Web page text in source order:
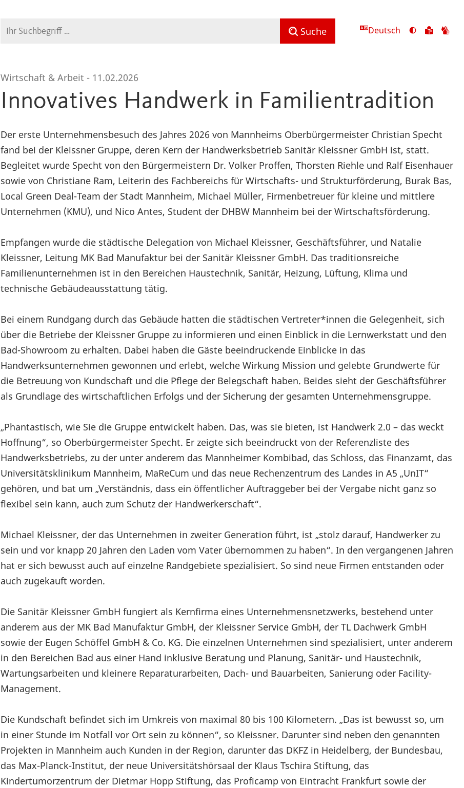
Suche Suche Deutsch
Ansicht
Zu
Wirtschaft & Arbeit - 11.02.2026
Innovatives Handwerk in Familientradition
Der erste Unternehmensbesuch des Jahres 2026 von Mannheims Oberbürgermeister Christian Specht
fand bei der Kleissner Gruppe, deren Kern der Handwerksbetrieb Sanitär Kleissner GmbH ist, statt.
Begleitet wurde Specht von den Bürgermeistern Dr. Volker Proffen, Thorsten Riehle und Ralf Eisenhauer
sowie von Christiane Ram, Leiterin des Fachbereichs für Wirtschafts- und Strukturförderung, Burak Bas,
Local Green Deal-Team der Stadt Mannheim, Michael Müller, Firmenbetreuer für kleine und mittlere
Unternehmen (KMU), und Nico Antes, Student der DHBW Mannheim bei der Wirtschaftsförderung.
Empfangen wurde die städtische Delegation von Michael Kleissner, Geschäftsführer, und Natalie
Kleissner, Leitung MK Bad Manufaktur bei der Sanitär Kleissner GmbH. Das traditionsreiche
Familienunternehmen ist in den Bereichen Haustechnik, Sanitär, Heizung, Lüftung, Klima und
technische Gebäudeausstattung tätig.
Bei einem Rundgang durch das Gebäude hatten die städtischen Vertreter*innen die Gelegenheit, sich
über die Betriebe der Kleissner Gruppe zu informieren und einen Einblick in die Lernwerkstatt und den
Bad-Showroom zu erhalten. Dabei haben die Gäste beeindruckende Einblicke in das
Handwerksunternehmen gewonnen und erlebt, welche Wirkung Mission und gelebte Grundwerte für
die Betreuung von Kundschaft und die Pflege der Belegschaft haben. Beides sieht der Geschäftsführer
als Grundlage des wirtschaftlichen Erfolgs und der Sicherung der gesamten Unternehmensgruppe.
„Phantastisch, wie Sie die Gruppe entwickelt haben. Das, was sie bieten, ist Handwerk 2.0 – das weckt
Hoffnung“, so Oberbürgermeister Specht. Er zeigte sich beeindruckt von der Referenzliste des
Handwerksbetriebs, zu der unter anderem das Mannheimer Kombibad, das Schloss, das Finanzamt, das
Universitätsklinikum Mannheim, MaReCum und das neue Rechenzentrum des Landes in A5 „UnIT“
gehören, und bat um „Verständnis, dass ein öffentlicher Auftraggeber bei der Vergabe nicht ganz so
flexibel sein kann, auch zum Schutz der Handwerkerschaft“.
Michael Kleissner, der das Unternehmen in zweiter Generation führt, ist „stolz darauf, Handwerker zu
sein und vor knapp 20 Jahren den Laden vom Vater übernommen zu haben“. In den vergangenen Jahren
hat er sich bewusst auch auf einzelne Randgebiete spezialisiert. So sind neue Firmen entstanden oder
auch zugekauft worden.
Die Sanitär Kleissner GmbH fungiert als Kernfirma eines Unternehmensnetzwerks, bestehend unter
anderem aus der MK Bad Manufaktur GmbH, der Kleissner Service GmbH, der TL Dachwerk GmbH
sowie der Eugen Schöffel GmbH & Co. KG. Die einzelnen Unternehmen sind spezialisiert, unter anderem
in den Bereichen Bad aus einer Hand inklusive Beratung und Planung, Sanitär- und Haustechnik,
Wartungsarbeiten und kleinere Reparaturarbeiten, Dach- und Bauarbeiten, Sanierung oder Facility-
Management.
Die Kundschaft befindet sich im Umkreis von maximal 80 bis 100 Kilometern. „Das ist bewusst so, um
in einer Stunde im Notfall vor Ort sein zu können“, so Kleissner. Darunter sind neben den genannten
Projekten in Mannheim auch Kunden in der Region, darunter das DKFZ in Heidelberg, der Bundesbau,
das Max-Planck-Institut, der neue Universitätshörsaal der Klaus Tschira Stiftung, das
Kindertumorzentrum der Dietmar Hopp Stiftung, das Proficamp von Eintracht Frankfurt sowie der